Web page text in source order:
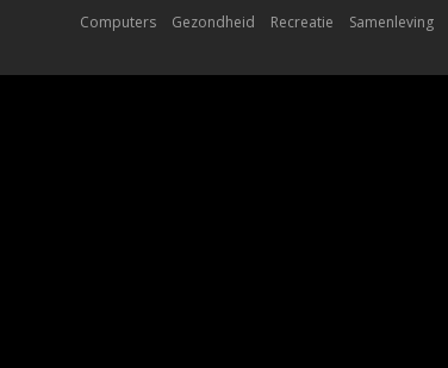
Computers Gezondheid Recreatie Samenleving